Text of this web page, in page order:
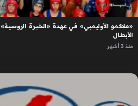
«ملاكمو الأوليمبي» في عهدة «الخبرة
الأبطال
منذ 3 أشهر